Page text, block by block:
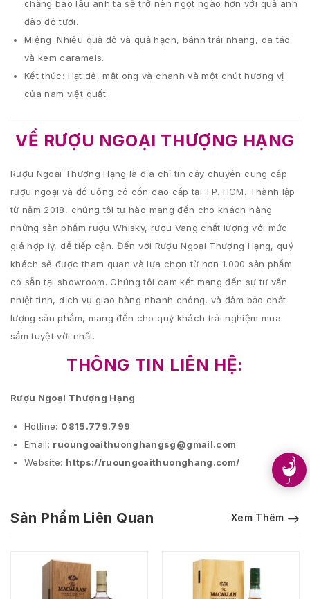
chẳng bao lâu anh ta sẽ trở nên ngọt ngào hơn với quả anh
đào đỏ tươi.
Miệng: Nhiều quả đỏ và quả hạch, bánh trái nhang, da táo
và kem caramels.
Kết thúc: Hạt dẻ, mật ong và chanh và một chút hương vị
của nam việt quất.
VỀ RƯỢU NGOẠI THƯỢNG HẠNG
Rượu Ngoại Thượng Hạng là địa chỉ tin cậy chuyên cung cấp
rượu ngoại và đồ uống có cồn cao cấp tại TP. HCM. Thành lập
từ năm 2018, chúng tôi tự hào mang đến cho khách hàng
những sản phẩm rượu Whisky, rượu Vang chất lượng với mức
giá hợp lý, dễ tiếp cận. Đến với Rượu Ngoại Thượng Hạng, quý
khách sẽ được tham quan và lựa chọn từ hơn 1.000 sản phẩm
có sẵn tại showroom. Chúng tôi cam kết mang đến sự tư vấn
nhiệt tình, dịch vụ giao hàng nhanh chóng, và đảm bảo chất
lượng sản phẩm, mang đến cho quý khách trải nghiệm mua
sắm tuyệt vời nhất.
THÔNG TIN LIÊN HỆ:
Rượu Ngoại Thượng Hạng
Hotline: 0815.779.799
Email: ruoungoaithuonghangsg@gmail.com
Website: https://ruoungoaithuonghang.com/
Sản Phẩm Liên Quan Xem Thêm